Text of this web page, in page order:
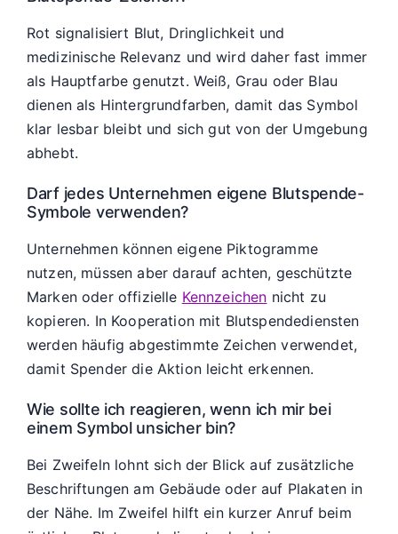
Rot signalisiert Blut, Dringlichkeit und
medizinische Relevanz und wird daher fast immer
als Hauptfarbe genutzt. Weiß, Grau oder Blau
dienen als Hintergrundfarben, damit das Symbol
klar lesbar bleibt und sich gut von der Umgebung
abhebt.
Darf jedes Unternehmen eigene Blutspende-
Symbole verwenden?
Unternehmen können eigene Piktogramme
nutzen, müssen aber darauf achten, geschützte
Marken oder offizielle Kennzeichen nicht zu
kopieren. In Kooperation mit Blutspendediensten
werden häufig abgestimmte Zeichen verwendet,
damit Spender die Aktion leicht erkennen.
Wie sollte ich reagieren, wenn ich mir bei
einem Symbol unsicher bin?
Bei Zweifeln lohnt sich der Blick auf zusätzliche
Beschriftungen am Gebäude oder auf Plakaten in
der Nähe. Im Zweifel hilft ein kurzer Anruf beim